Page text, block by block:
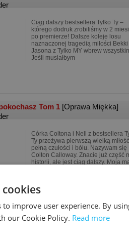
Ciąg dalszy bestsellera Tylko Ty –
którego dodruk zrobiliśmy w 2
po premierze! Dalsze koleje losu
naznaczonej tragedią miłości Bekki
Jasona z Tylko MY wbrew
Jeśli musiałbym
Tom 1 [Oprawa Miękka]
Córka Coltona i Nell z bestsellera
Ty przeżywa pierwszą wielką
pełną czułości i bólu. Nazywam się
Colton Calloway. Znacie już część
historii, ale jest ciąg dalszy. Moja
Tom 2[Oprawa Miękka]
cookies
to improve user experience. By
our Cookie Policy. Read more